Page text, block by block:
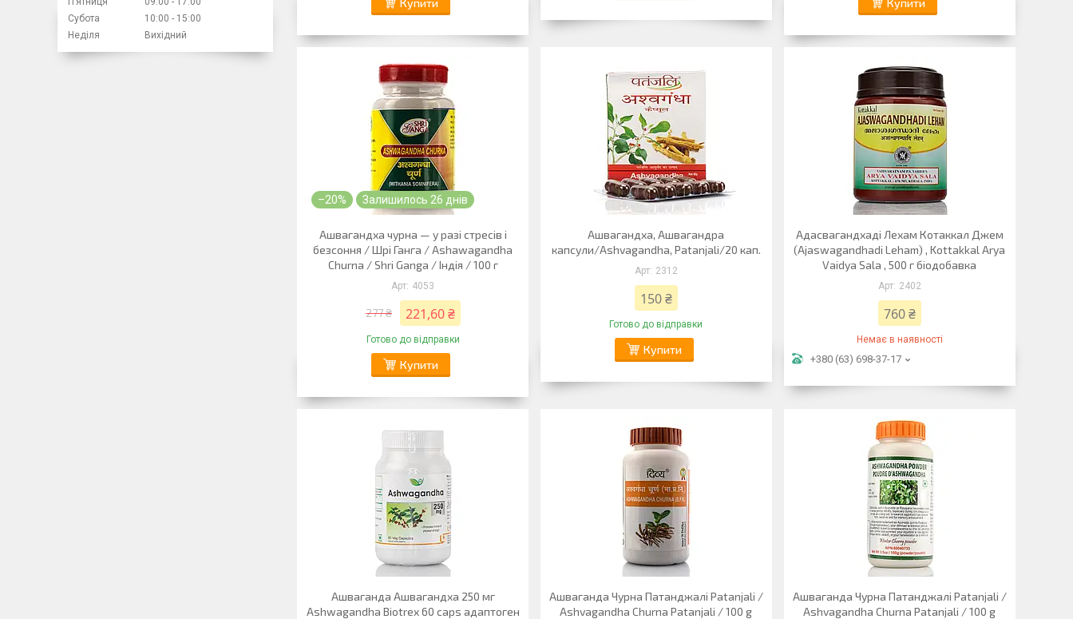
Купити Купити
–20% Залишилось 26 днів
Ашвагандха чурна — у разі стресів і
безсоння / Шрі Ганга / Ashawagandha
Churna / Shri Ganga / Індія / 100 г
4053
277 ₴ 221,60 ₴
Готово до відправки
Купити
Ашвагандха, Ашвагандра
капсули/Ashvagandha, Patanjali/20 кап.
2312
150 ₴
Готово до відправки
Купити
Адасвагандхаді Лехам Котаккал Джем
(Ajaswagandhadi Leham) , Kottakkal Arya
Vaidya Sala , 500 г біодобавка
2402
760 ₴
Немає в наявності
+380 (63) 698-37-17
Ашваганда Ашвагандха 250 мг
Ashwagandha Biotrex 60 caps адаптоген
Ашваганда Чурна Патанджалі Patanjali /
Ashvagandha Churna Patanjali / 100 g
Ашваганда Чурна Патанджалі Patanjali /
Ashvagandha Churna Patanjali / 100 g
Субота
10:00
15:00
Неділя
Вихідний